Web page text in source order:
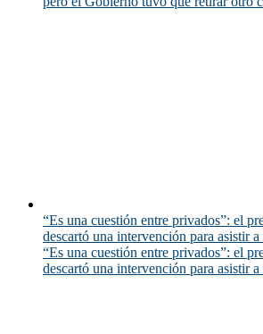
“Es una cuestión entre privados”: el
descartó una intervención para asistir a
“Es una cuestión entre privados”: el
descartó una intervención para asistir a